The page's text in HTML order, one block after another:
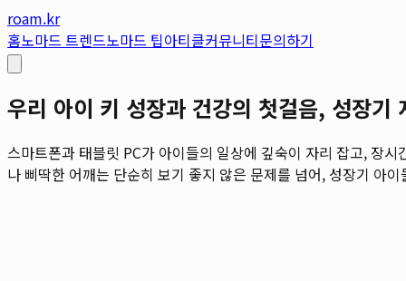
roam.kr
홈노마드 트렌드노마드 팁아티클커뮤니티문의하기
우리 아이 키 성장과 건강의 첫걸음, 성장기
스마트폰과 태블릿 PC가 아이들의 일상에 깊숙이 자리 잡고, 장
나 삐딱한 어깨는 단순히 보기 좋지 않은 문제를 넘어, 성장기 아